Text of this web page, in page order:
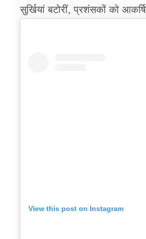
सुर्खियां बटोरीं, प्रशंसकों को
View this post on Instagram